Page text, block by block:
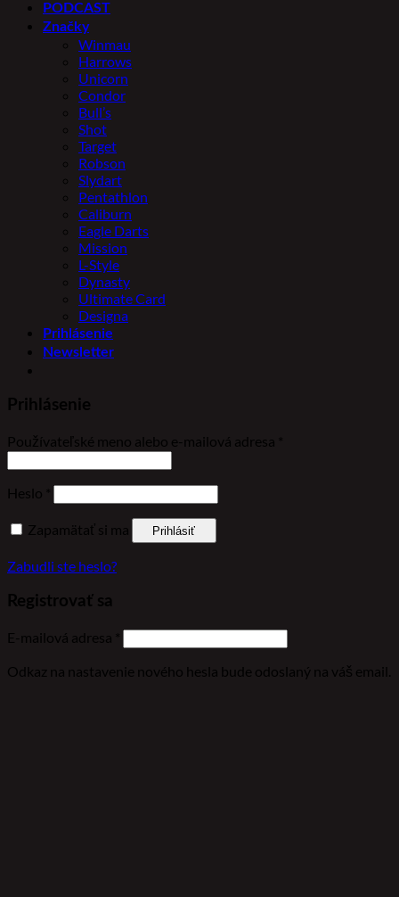
PODCAST
Značky
Winmau
Harrows
Unicorn
Condor
Bull’s
Shot
Target
Robson
Slydart
Pentathlon
Caliburn
Eagle Darts
Mission
L-Style
Dynasty
Ultimate Card
Designa
Prihlásenie
Newsletter
Prihlásenie
Používateľské meno alebo e-mailová adresa *
Heslo * Povinné
Zapamätať si ma Prihlásiť
Zabudli ste heslo?
Registrovať sa
E-mailová adresa * Povinné
Odkaz na nastavenie nového hesla bude odoslaný na váš email.